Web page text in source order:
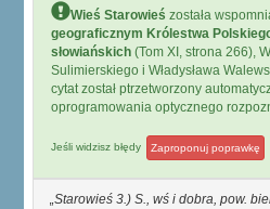
Wieś Starowieś została
geograficznym Królestwa
słowiańskich (Tom XI, strona 266),
Sulimierskiego i Władysława
cytat został ptrzetworzony
oprogramowania optycznego
Jeśli widzisz błędy Zaproponuj poprawkę
Starowieś 3.) S., wś i dobra, pow.